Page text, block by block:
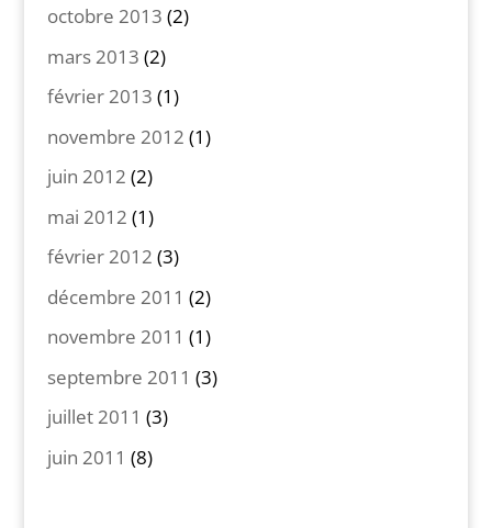
octobre 2013 (2)
mars 2013 (2)
février 2013 (1)
novembre 2012 (1)
juin 2012 (2)
mai 2012 (1)
février 2012 (3)
décembre 2011 (2)
novembre 2011 (1)
septembre 2011 (3)
juillet 2011 (3)
juin 2011 (8)